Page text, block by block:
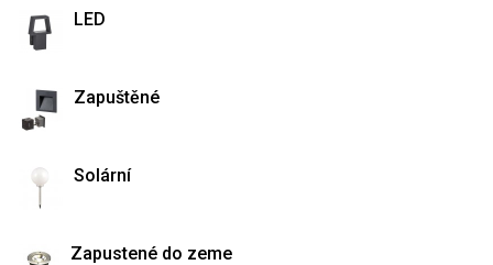
LED
Zapuštěné
Solární
Zapustené do zeme